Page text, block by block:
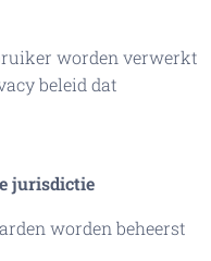
worden verwerkt
beleid dat
jurisdictie
worden beheerst